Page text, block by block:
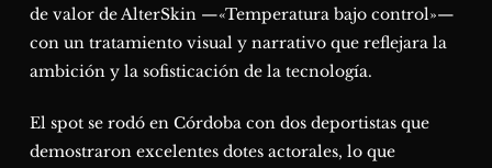
de valor de AlterSkin —«Temperatura bajo control»—
con un tratamiento visual y narrativo que reflejara la
ambición y la sofisticación de la tecnología.
El spot se rodó en Córdoba con dos deportistas que
demostraron excelentes dotes actorales, lo que